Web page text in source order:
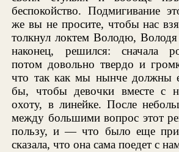
беспокойство. Подмигивание
же вы не просите, чтобы нас
толкнул локтем Володю,
наконец, решился: сначала
потом довольно твердо и
что так как мы нынче должны
бы, чтобы девочки вместе с
охоту, в линейке. После
между большими вопрос этот
пользу, и — что было еще
сказала, что она сама поедет с